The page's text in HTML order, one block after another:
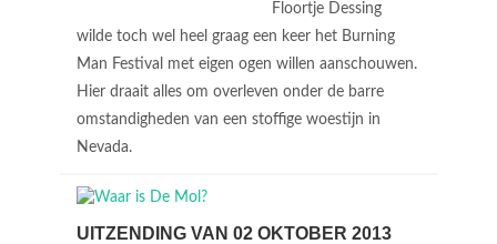
Floortje Dessing
wilde toch wel heel graag een keer het Burning
Man Festival met eigen ogen willen aanschouwen.
Hier draait alles om overleven onder de barre
omstandigheden van een stoffige woestijn in
Nevada.
UITZENDING VAN 02 OKTOBER 2013